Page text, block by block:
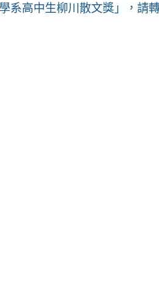
系高中生柳川散文獎」，請